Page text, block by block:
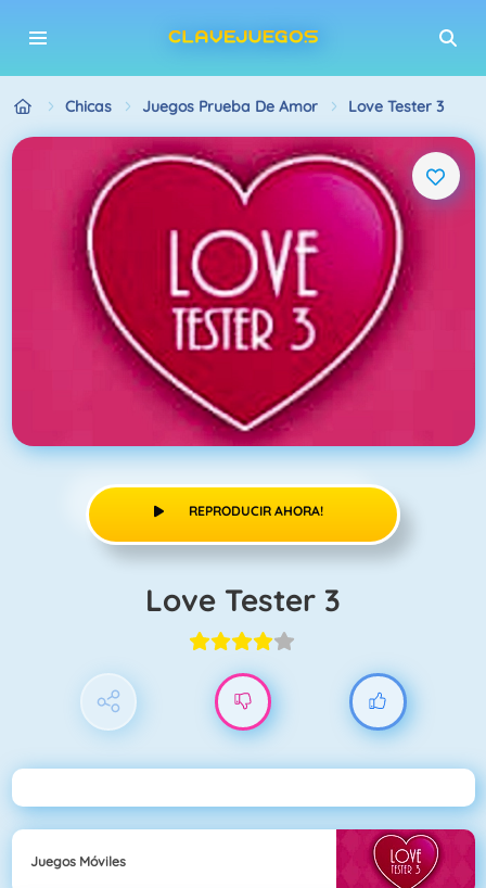
Chicas Juegos Prueba De Amor Love Tester 3
REPRODUCIR AHORA!
Love Tester 3
Juegos Móviles